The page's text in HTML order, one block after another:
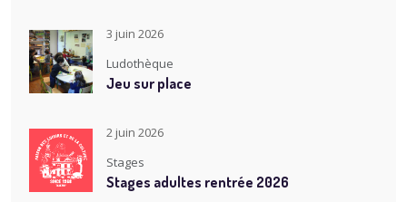
3 juin 2026
Ludothèque
Jeu sur place
2 juin 2026
Stages
Stages adultes rentrée 2026